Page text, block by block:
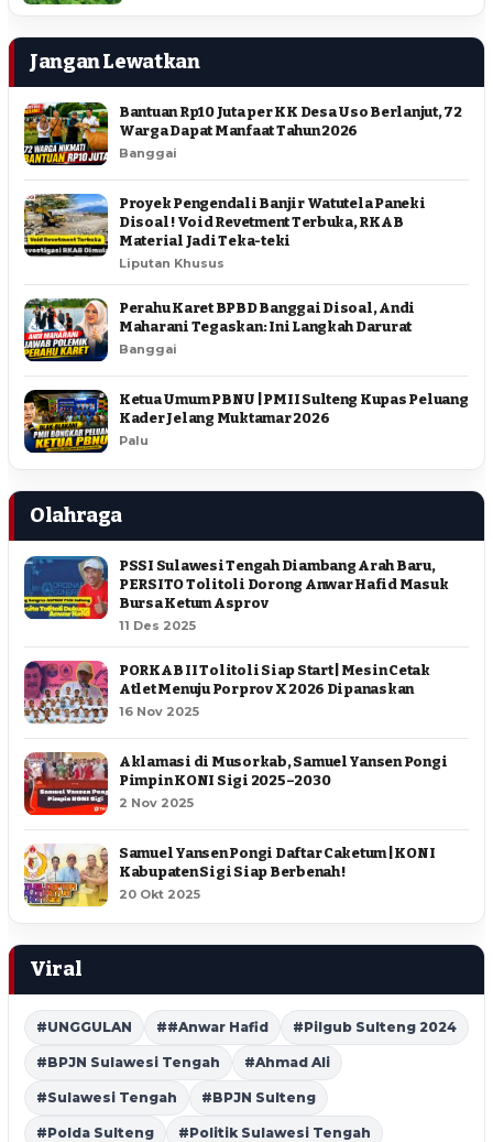
Jangan Lewatkan
Bantuan Rp10 Juta per KK Desa Uso Berlanjut, 72
Warga Dapat Manfaat Tahun 2026
Banggai
Proyek Pengendali Banjir Watutela Paneki
Disoal ! Void Revetment Terbuka, RKAB
Material Jadi Teka-teki
Liputan Khusus
Perahu Karet BPBD Banggai Disoal, Andi
Maharani Tegaskan: Ini Langkah Darurat
Banggai
Ketua Umum PBNU | PMII Sulteng Kupas Peluang
Kader Jelang Muktamar 2026
Palu
Olahraga
PSSI Sulawesi Tengah Diambang Arah Baru,
PERSITO Tolitoli Dorong Anwar Hafid Masuk
Bursa Ketum Asprov
11 Des 2025
PORKAB II Tolitoli Siap Start | Mesin Cetak
Atlet Menuju Porprov X 2026 Dipanaskan
16 Nov 2025
Aklamasi di Musorkab, Samuel Yansen Pongi
Pimpin KONI Sigi 2025–2030
2 Nov 2025
Samuel Yansen Pongi Daftar Caketum | KONI
Kabupaten Sigi Siap Berbenah !
20 Okt 2025
Viral
#UNGGULAN ##Anwar Hafid #Pilgub Sulteng 2024
#BPJN Sulawesi Tengah #Ahmad Ali
#Sulawesi Tengah #BPJN Sulteng
#Polda Sulteng #Politik Sulawesi Tengah